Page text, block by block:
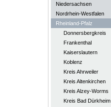
Niedersachsen
Nordrhein-Westfalen
Rheinland-Pfalz
Donnersbergkreis
Frankenthal
Kaiserslautern
Koblenz
Kreis Ahrweiler
Kreis Altenkirchen
Kreis Alzey-Worms
Kreis Bad Dürkheim